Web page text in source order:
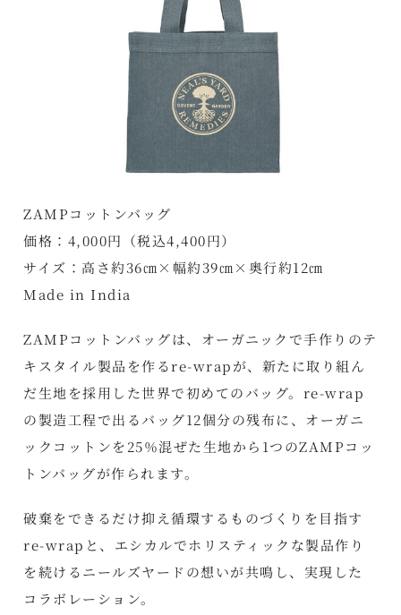
ZAMPコットンバッグ
価格：4,000円（税込4,400円）
サイズ：高さ約36㎝×幅約39㎝×奥行約12㎝
Made in India
ZAMPコットンバッグは、オーガニックで手作りのテ
キスタイル製品を作るre-wrapが、新たに取り組ん
だ生地を採用した世界で初めてのバッグ。re-wrap
の製造工程で出るバッグ12個分の残布に、オーガニ
ックコットンを25％混ぜた生地から1つのZAMPコッ
トンバッグが作られます。
破棄をできるだけ抑え循環するものづくりを目指す
re-wrapと、エシカルでホリスティックな製品作り
を続けるニールズヤードの想いが共鳴し、実現した
コラボレーション。